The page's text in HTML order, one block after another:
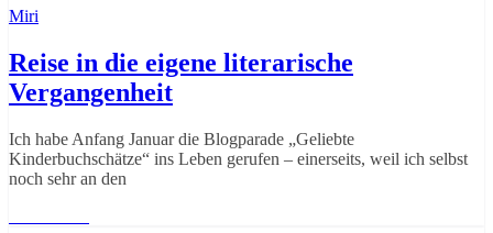
Miri
Reise in die eigene literarische
Vergangenheit
Ich habe Anfang Januar die Blogparade „Geliebte
Kinderbuchschätze“ ins Leben gerufen – einerseits, weil ich selbst
noch sehr an den